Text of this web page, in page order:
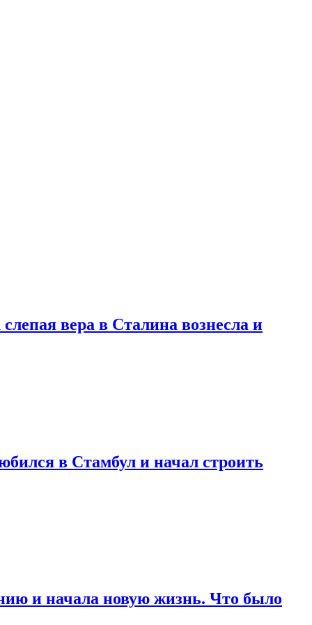
вера в Сталина вознесла и
в Стамбул и начал строить
и начала новую жизнь. Что было